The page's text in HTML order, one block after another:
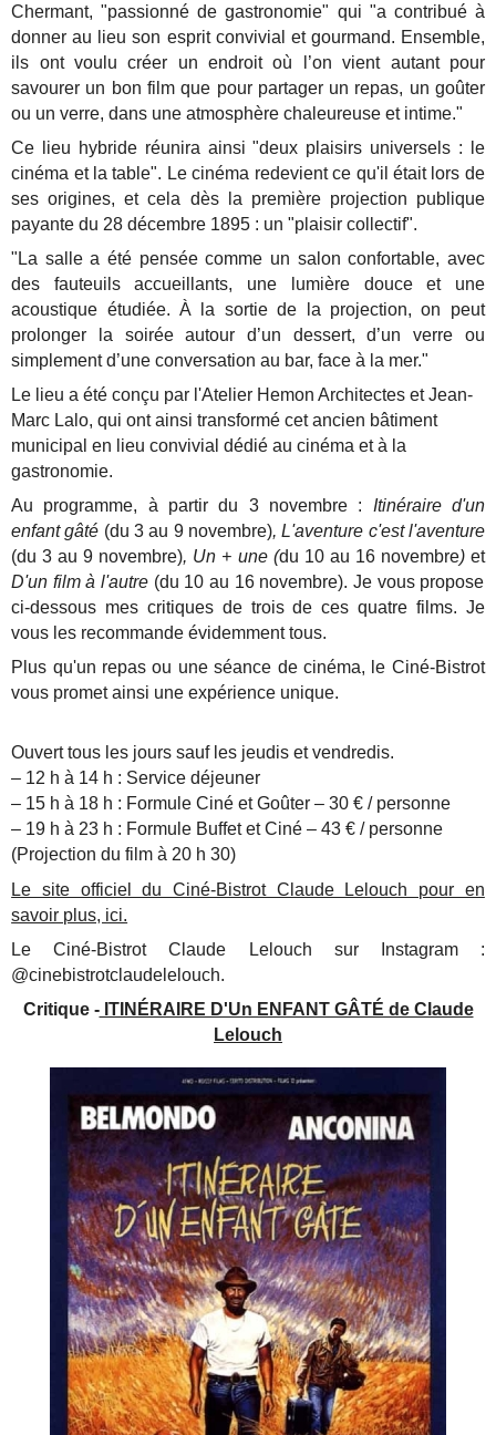
Chermant, "passionné de gastronomie" qui "a contribué à
donner au lieu son esprit convivial et gourmand. Ensemble,
ils ont voulu créer un endroit où l’on vient autant pour
savourer un bon film que pour partager un repas, un goûter
ou un verre, dans une atmosphère chaleureuse et intime."
Ce lieu hybride réunira ainsi "deux plaisirs universels : le
cinéma et la table". Le cinéma redevient ce qu'il était lors de
ses origines, et cela dès la première projection publique
payante du 28 décembre 1895 : un "plaisir collectif".
"La salle a été pensée comme un salon confortable, avec
des fauteuils accueillants, une lumière douce et une
acoustique étudiée. À la sortie de la projection, on peut
prolonger la soirée autour d’un dessert, d’un verre ou
simplement d’une conversation au bar, face à la mer."
Le lieu a été conçu par l'Atelier Hemon Architectes et Jean-
Marc Lalo, qui ont ainsi transformé cet ancien bâtiment
municipal en lieu convivial dédié au cinéma et à la
gastronomie.
Au programme, à partir du 3 novembre : Itinéraire d'un
enfant gâté (du 3 au 9 novembre), L'aventure c'est l'aventure
(du 3 au 9 novembre), Un + une (du 10 au 16 novembre) et
D'un film à l'autre (du 10 au 16 novembre). Je vous propose
ci-dessous mes critiques de trois de ces quatre films. Je
vous les recommande évidemment tous.
Plus qu'un repas ou une séance de cinéma, le Ciné-Bistrot
vous promet ainsi une expérience unique.
Ouvert tous les jours sauf les jeudis et vendredis.
– 12 h à 14 h : Service déjeuner
– 15 h à 18 h : Formule Ciné et Goûter – 30 € / personne
– 19 h à 23 h : Formule Buffet et Ciné – 43 € / personne
(Projection du film à 20 h 30)
Le site officiel du Ciné-Bistrot Claude Lelouch pour en
savoir plus, ici.
Le Ciné-Bistrot Claude Lelouch sur Instagram :
@cinebistrotclaudelelouch.
Critique -ITINÉRAIRE D'Un ENFANT GÂTÉ de Claude
Lelouch